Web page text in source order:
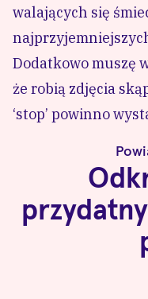
walających się
Dodatkowo muszę
że robią zdjęcia
‘stop’ powinno